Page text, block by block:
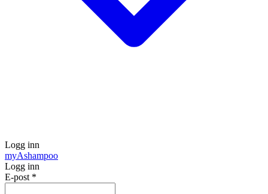
Logg inn
myAshampoo
Logg inn
E-post *